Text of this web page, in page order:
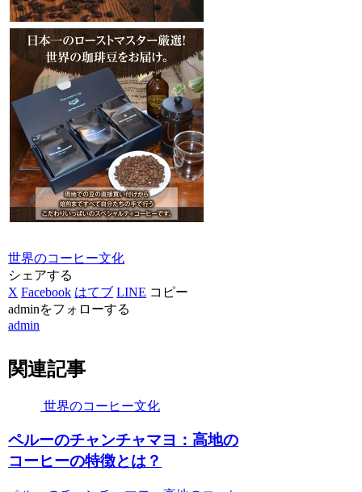
世界のコーヒー文化
シェアする
X Facebook はてブ LINE コピー
adminをフォローする
admin
関連記事
世界のコーヒー文化
ペルーのチャンチャマヨ：高地の
コーヒーの特徴とは？